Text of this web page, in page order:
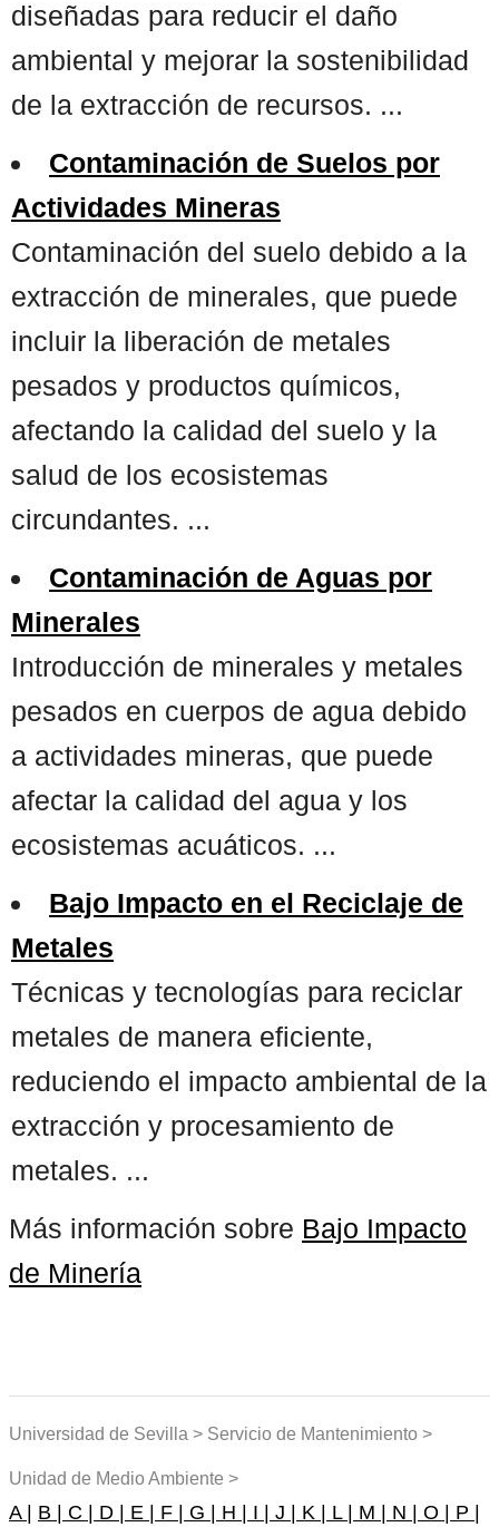
diseñadas para reducir el daño
ambiental y mejorar la sostenibilidad
de la extracción de recursos. ...
Contaminación de Suelos por
Actividades Mineras
Contaminación del suelo debido a la
extracción de minerales, que puede
incluir la liberación de metales
pesados y productos químicos,
afectando la calidad del suelo y la
salud de los ecosistemas
circundantes. ...
Contaminación de Aguas por
Minerales
Introducción de minerales y metales
pesados en cuerpos de agua debido
a actividades mineras, que puede
afectar la calidad del agua y los
ecosistemas acuáticos. ...
Bajo Impacto en el Reciclaje de
Metales
Técnicas y tecnologías para reciclar
metales de manera eficiente,
reduciendo el impacto ambiental de la
extracción y procesamiento de
metales. ...
Más información sobre Bajo Impacto
de Minería
Universidad de Sevilla > Servicio de Mantenimiento >
Unidad de Medio Ambiente >
A | B | C | D | E | F | G | H | I | J | K | L | M | N | O | P |